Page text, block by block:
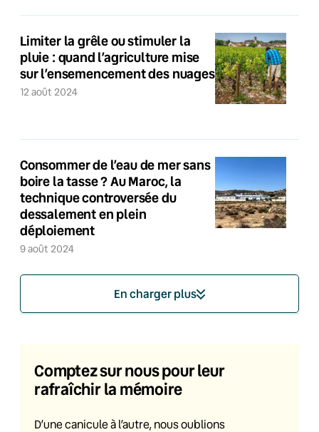
Limiter la grêle ou stimuler la
pluie : quand l’agriculture mise
sur l’ensemencement des nuages
12 août 2024
Consommer de l’eau de mer sans
boire la tasse ? Au Maroc, la
technique controversée du
dessalement en plein
déploiement
9 août 2024
En charger plus
Comptez sur nous pour leur
rafraîchir la mémoire
D’une canicule à l’autre, nous oublions